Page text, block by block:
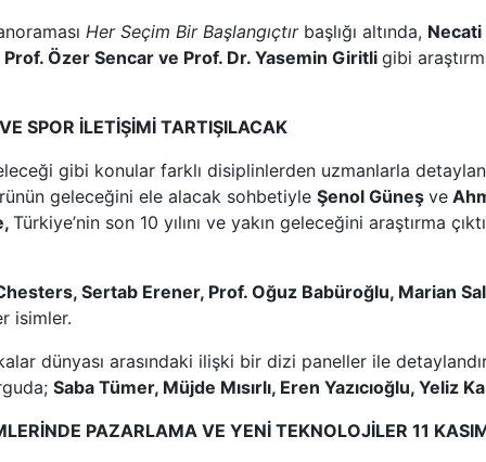
Her Seçim Bir Başlangıçtır başlığı altında, Necati
Özer Sencar ve Prof. Dr. Yasemin Giritli gibi
SPOR İLETİŞİMİ TARTIŞILACAK
gibi konular farklı disiplinlerden uzmanlarla
geleceğini ele alacak sohbetiyle Şenol Güneş ve
Türkiye’nin son 10 yılını ve yakın geleceğini araştırma
Sertab Erener, Prof. Oğuz Babüroğlu, Marian
isimler.
dünyası arasındaki ilişki bir dizi paneller ile
Saba Tümer, Müjde Mısırlı, Eren Yazıcıoğlu, Yeliz
PAZARLAMA VE YENİ TEKNOLOJİLER 11